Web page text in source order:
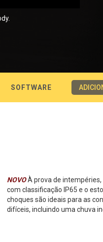
SOFTWARE
NOVOÀ prova de intempéries,
com classificação IP65 e o
choques são ideais para as
difíceis, incluindo uma chuva